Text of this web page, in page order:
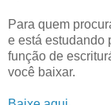
Para quem
e está estudando
função de
você baixar.